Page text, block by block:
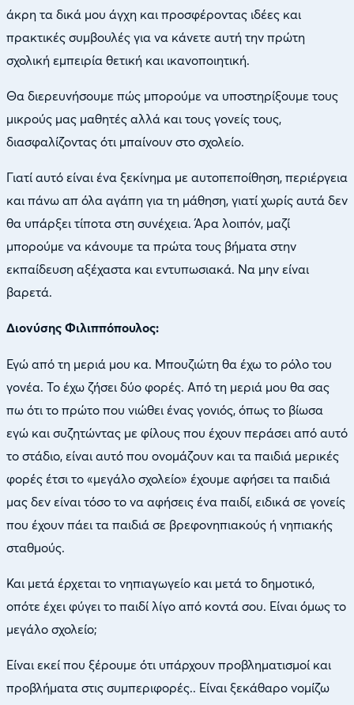
άκρη τα δικά μου άγχη και προσφέροντας ιδέες και
πρακτικές συμβουλές για να κάνετε αυτή την πρώτη
σχολική εμπειρία θετική και ικανοποιητική.
Θα διερευνήσουμε πώς μπορούμε να υποστηρίξουμε τους
μικρούς μας μαθητές αλλά και τους γονείς τους,
διασφαλίζοντας ότι μπαίνουν στο σχολείο.
Γιατί αυτό είναι ένα ξεκίνημα με αυτοπεποίθηση, περιέργεια
και πάνω απ όλα αγάπη για τη μάθηση, γιατί χωρίς αυτά δεν
θα υπάρξει τίποτα στη συνέχεια. Άρα λοιπόν, μαζί
μπορούμε να κάνουμε τα πρώτα τους βήματα στην
εκπαίδευση αξέχαστα και εντυπωσιακά. Να μην είναι
βαρετά.
Διονύσης Φιλιππόπουλος:
Εγώ από τη μεριά μου κα. Μπουζιώτη θα έχω το ρόλο του
γονέα. Το έχω ζήσει δύο φορές. Από τη μεριά μου θα σας
πω ότι το πρώτο που νιώθει ένας γονιός, όπως το βίωσα
εγώ και συζητώντας με φίλους που έχουν περάσει από αυτό
το στάδιο, είναι αυτό που ονομάζουν και τα παιδιά μερικές
φορές έτσι το «μεγάλο σχολείο» έχουμε αφήσει τα παιδιά
μας δεν είναι τόσο το να αφήσεις ένα παιδί, ειδικά σε γονείς
που έχουν πάει τα παιδιά σε βρεφονηπιακούς ή νηπιακής
σταθμούς.
Και μετά έρχεται το νηπιαγωγείο και μετά το δημοτικό,
οπότε έχει φύγει το παιδί λίγο από κοντά σου. Είναι όμως το
μεγάλο σχολείο;
Είναι εκεί που ξέρουμε ότι υπάρχουν προβληματισμοί και
προβλήματα στις συμπεριφορές.. Είναι ξεκάθαρο νομίζω